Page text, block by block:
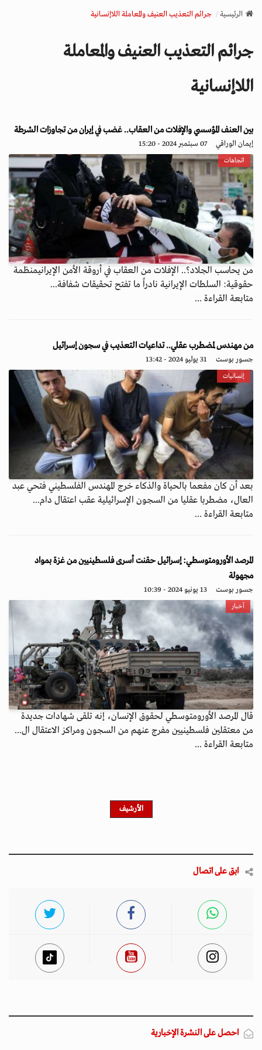
v
a
i
o
الرئيسية جرائم التعذيب العنيف والمعاملة اللاإنسانية
جرائم التعذيب العنيف والمعاملة
اللاإنسانية
بين العنف المؤسسي والإفلات من العقاب.. غضب في إيران من تجاوزات الشرطة
إيمان الوراقي 07 سبتمبر 2024 - 15:20
اتجاهات
من يحاسب الجلاد؟.. الإفلات من العقاب في أروقة الأمن الإيرانيمنظمة
حقوقية: السلطات الإيرانية نادراً ما تفتح تحقيقات شفافة...
متابعة القراءة ...
من مهندس لمضطرب عقلي.. تداعيات التعذيب في سجون إسرائيل
جسور بوست 31 يوليو 2024 - 13:42
إنسانيات
بعد أن كان مفعما بالحياة والذكاء خرج المهندس الفلسطيني فتحي عبد
العال، مضطربا عقليا من السجون الإسرائيلية عقب اعتقال دام...
متابعة القراءة ...
المرصد الأورومتوسطي: إسرائيل حقنت أسرى فلسطينيين من غزة بمواد
مجهولة
جسور بوست 13 يونيو 2024 - 10:39
أخبار
قال المرصد الأورومتوسطي لحقوق الإنسان، إنه تلقى شهادات جديدة
من معتقلين فلسطينيين مفرج عنهم من السجون ومراكز الاعتقال ال...
متابعة القراءة ...
الأرشيف
ابق على اتصال
احصل على النشرة الإخبارية